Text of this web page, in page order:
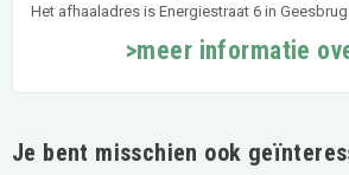
Het afhaaladres is Energiestraat 6 in Geesbrug.
>meer informatie
Je bent misschien ook